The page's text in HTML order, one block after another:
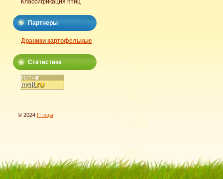
Классификация птиц
Партнеры
Драники картофельные
Статистика
© 2024 Птицы